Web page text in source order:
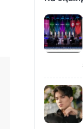
20:16